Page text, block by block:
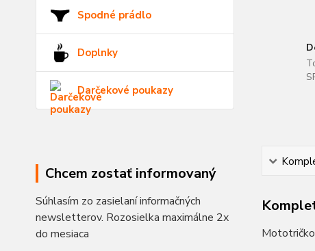
Spodné prádlo
Doplnky
Darčekové poukazy
Chcem zostať informovaný
Súhlasím zo zasielaní informačných
newsletterov. Rozosielka maximálne 2x
do mesiaca